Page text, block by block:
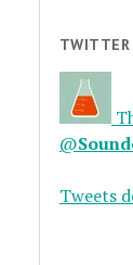
TWITTER
@
Tweets